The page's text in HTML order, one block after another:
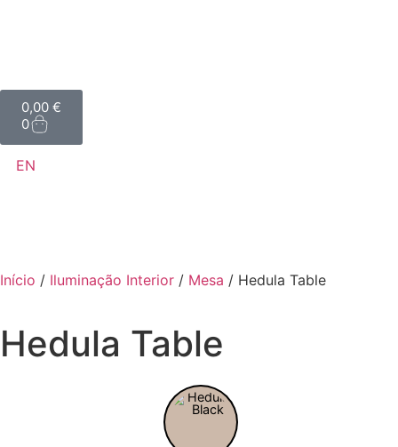
0,00 €
0
EN
Início / Iluminação Interior / Mesa / Hedula Table
Hedula Table